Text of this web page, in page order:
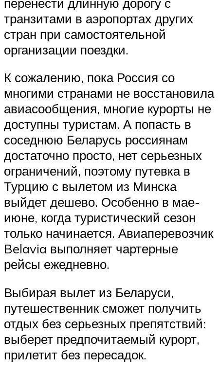
транзитами в аэропортах других
стран при самостоятельной
организации поездки.
К сожалению, пока Россия со
многими странами не восстановила
авиасообщения, многие курорты не
доступны туристам. А попасть в
соседнюю Беларусь россиянам
достаточно просто, нет серьезных
ограничений, поэтому путевка в
Турцию с вылетом из Минска
выйдет дешево. Особенно в мае-
июне, когда туристический сезон
только начинается. Авиаперевозчик
Belavia выполняет чартерные
рейсы ежедневно.
Выбирая вылет из Беларуси,
путешественник сможет получить
отдых без серьезных препятствий:
выберет предпочитаемый курорт,
прилетит без пересадок.